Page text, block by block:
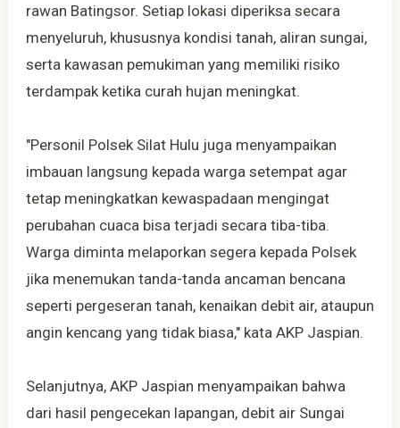
rawan Batingsor. Setiap lokasi diperiksa secara
menyeluruh, khususnya kondisi tanah, aliran sungai,
serta kawasan pemukiman yang memiliki risiko
terdampak ketika curah hujan meningkat.
"Personil Polsek Silat Hulu juga menyampaikan
imbauan langsung kepada warga setempat agar
tetap meningkatkan kewaspadaan mengingat
perubahan cuaca bisa terjadi secara tiba-tiba.
Warga diminta melaporkan segera kepada Polsek
jika menemukan tanda-tanda ancaman bencana
seperti pergeseran tanah, kenaikan debit air, ataupun
angin kencang yang tidak biasa," kata AKP Jaspian.
Selanjutnya, AKP Jaspian menyampaikan bahwa
dari hasil pengecekan lapangan, debit air Sungai